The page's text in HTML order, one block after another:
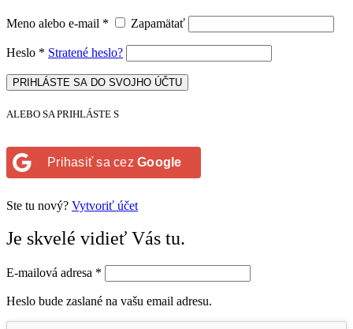
Meno alebo e-mail * Zapamätať
Heslo * Stratené heslo?
PRIHLÁSTE SA DO SVOJHO ÚČTU
ALEBO SA PRIHLÁSTE S
Prihasiť sa cez Google
Ste tu nový? Vytvoriť účet
Je skvelé vidieť Vás tu.
E-mailová adresa *
Heslo bude zaslané na vašu email adresu.